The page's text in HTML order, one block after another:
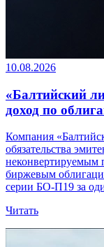
10.08.2026
«Балтийский
доход по
Компания
обязательства
неконвертируемым
биржевым
серии БО-П19 за
Читать